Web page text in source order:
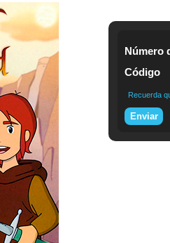
Número
Código
Recuerda